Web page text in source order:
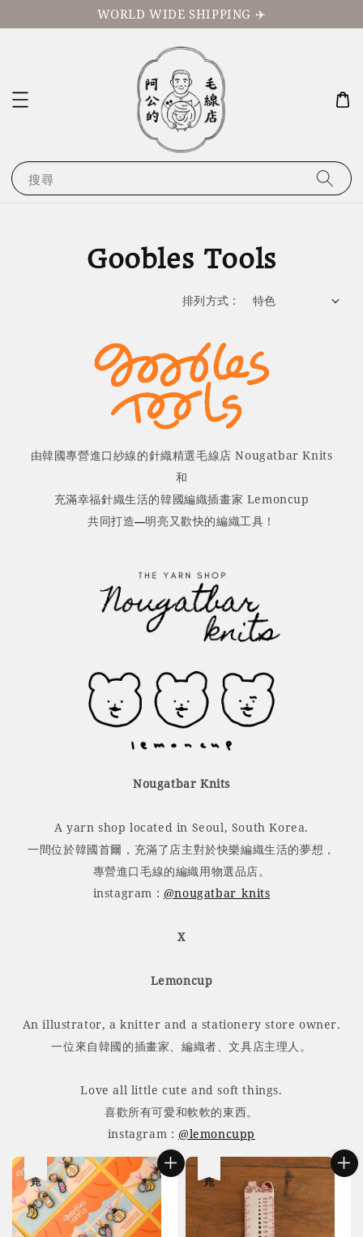
WORLD WIDE SHIPPING ✈️
搜尋
Goobles Tools
排列方式 :
由韓國專營進口紗線的針織精選毛線店 Nougatbar Knits
和
充滿幸福針織生活的韓國編織插畫家 Lemoncup
共同打造—明亮又歡快的編織工具！
Nougatbar Knits
A yarn shop located in Seoul, South Korea.
一間位於韓國首爾，充滿了店主對於快樂編織生活的夢想，
專營進口毛線的編織用物選品店。
instagram : @nougatbar_knits
X
Lemoncup
An illustrator, a knitter and a stationery store owner.
一位來自韓國的插畫家、編織者、文具店主理人。
Love all little cute and soft things.
喜歡所有可愛和軟軟的東西。
instagram : @lemoncupp